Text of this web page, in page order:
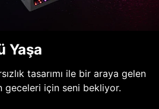
Yaşa
tasarımı ile bir araya gelen
geceleri için seni bekliyor.